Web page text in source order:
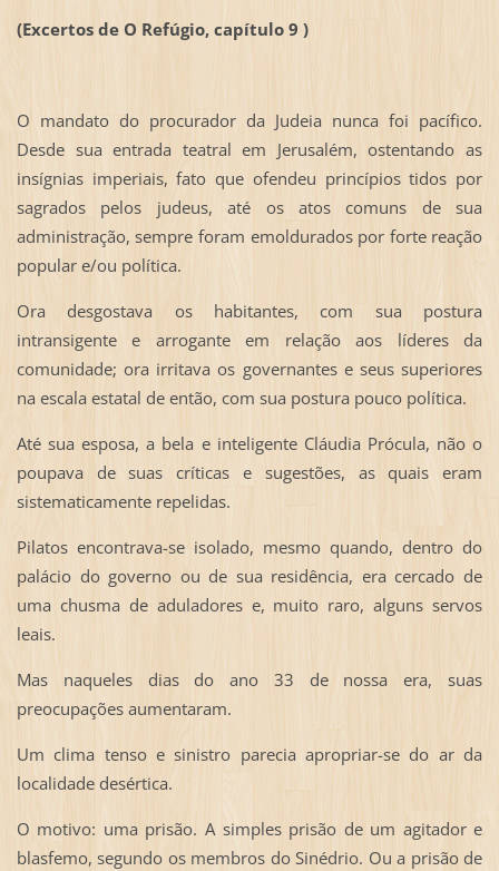
(Excertos de O Refúgio, capítulo 9 )
O mandato do procurador da Judeia nunca foi pacífico.
Desde sua entrada teatral em Jerusalém, ostentando as
insígnias imperiais, fato que ofendeu princípios tidos por
sagrados pelos judeus, até os atos comuns de sua
administração, sempre foram emoldurados por forte reação
popular e/ou política.
Ora desgostava os habitantes, com sua postura
intransigente e arrogante em relação aos líderes da
comunidade; ora irritava os governantes e seus superiores
na escala estatal de então, com sua postura pouco política.
Até sua esposa, a bela e inteligente Cláudia Prócula, não o
poupava de suas críticas e sugestões, as quais eram
sistematicamente repelidas.
Pilatos encontrava-se isolado, mesmo quando, dentro do
palácio do governo ou de sua residência, era cercado de
uma chusma de aduladores e, muito raro, alguns servos
leais.
Mas naqueles dias do ano 33 de nossa era, suas
preocupações aumentaram.
Um clima tenso e sinistro parecia apropriar-se do ar da
localidade desértica.
O motivo: uma prisão. A simples prisão de um agitador e
blasfemo, segundo os membros do Sinédrio. Ou a prisão de